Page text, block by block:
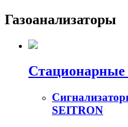
Газоанализаторы
Стационарные
SEITRON